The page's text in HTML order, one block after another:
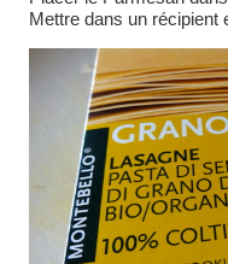
Mettre dans un récipient